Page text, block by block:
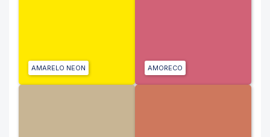
AMARELO NEON AMORECO